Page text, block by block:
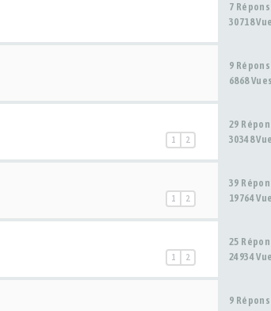
7
30718
9
6868 Vues
1 2
29
30348
1 2
39
19764
1 2
25
24934
9